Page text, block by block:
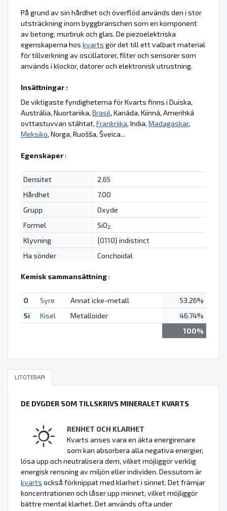
På grund av sin hårdhet och överflöd används den i stor
utsträckning inom byggbranschen som en komponent
av betong, murbruk och glas. De piezoelektriska
egenskaperna hos kvarts gör det till ett valbart material
för tillverkning av oscillatorer, filter och sensorer som
används i klockor, datorer och elektronisk utrustning.
Insättningar :
De viktigaste fyndigheterna för Kvarts finns i Duiska,
Austrália, Nuortariika, Brasil, Kanáda, Kiinná, Amerihká
ovttastuvvan stáhtat, Frankriika, India, Madagaskar,
Meksiko, Norga, Ruošša, Šveica...
Egenskaper:
Densitet
2.65
Hårdhet
7.00
Grupp
Oxyde
Formel
SiO2
Klyvning
{0110} indistinct
Ha sönder
Conchoidal
Kemisk sammansättning:
O Syre Annat icke-metall
53.26%
Si
Kisel Metalloider
46.74%
100%
LITOTERAPI
DE DYGDER SOM TILLSKRIVS MINERALET KVARTS
RENHET OCH KLARHET
Kvarts anses vara en äkta energirenare
som kan absorbera alla negativa energier,
lösa upp och neutralisera dem, vilket möjliggör verklig
energisk rensning av miljön eller individen. Dessutom är
kvarts också förknippat med klarhet i sinnet. Det främjar
koncentrationen och låser upp minnet, vilket möjliggör
bättre mental klarhet. Det används ofta under